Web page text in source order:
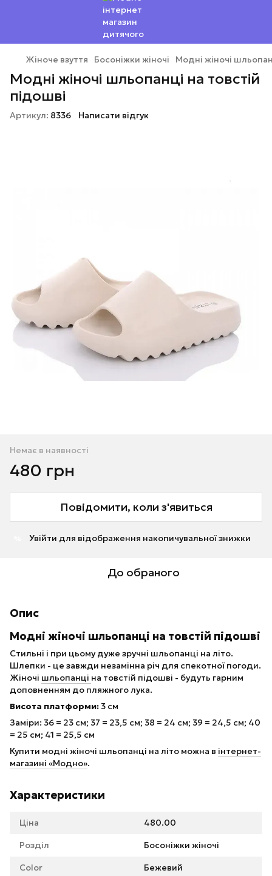
Жіноче взуття Босоніжки жіночі Модні жіночі
Модні жіночі шльопанці на товстій
підошві
Артикул: 8336 Написати відгук
Немає в наявності
480 грн
Повідомити, коли з'явиться
Увійти для відображення накопичувальної знижки
До обраного
Опис
Модні жіночі шльопанці на товстій підошві
Стильні і при цьому дуже зручні шльопанці на літо.
Шлепки - це завжди незамінна річ для спекотної погоди.
Жіночі шльопанці на товстій підошві - будуть гарним
доповненням до пляжного лука.
Висота платформи: 3 см
Заміри: 36 = 23 см; 37 = 23,5 см; 38 = 24 см; 39 = 24,5 см; 40
= 25 см; 41 = 25,5 см
Купити модні жіночі шльопанці на літо можна в інтернет-
магазині «Модно».
Характеристики
Ціна 480.00
Розділ Босоніжки жіночі
Color Бежевий